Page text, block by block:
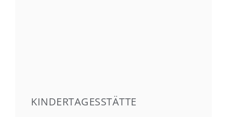
KINDERTAGESSTÄTTE